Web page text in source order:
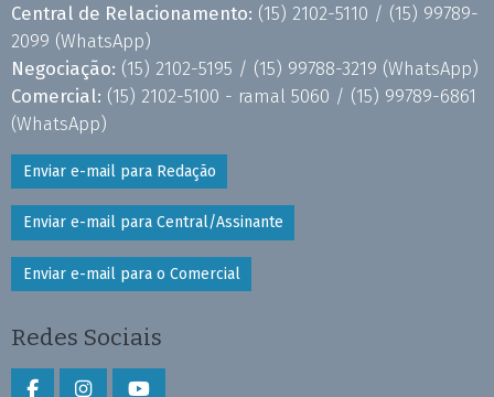
Central de Relacionamento: (15) 2102-5110 / (15) 99789-
2099 (WhatsApp)
Negociação: (15) 2102-5195 / (15) 99788-3219 (WhatsApp)
Comercial: (15) 2102-5100 - ramal 5060 / (15) 99789-6861
(WhatsApp)
Enviar e-mail para Redação
Enviar e-mail para Central/Assinante
Enviar e-mail para o Comercial
Redes Sociais